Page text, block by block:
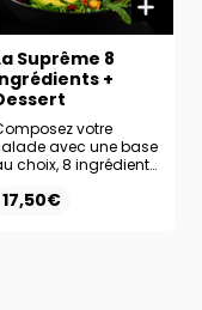
Suprême 8
+
votre
avec une base
choix, 8 ingrédients
votre choix. Ajoutez le
17,50€